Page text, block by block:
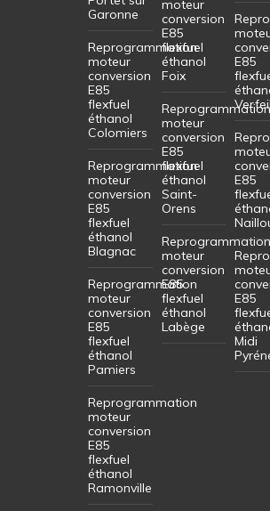
Garonne
Reprogrammation
moteur
conversion
E85
flexfuel
éthanol
Colomiers
Reprogrammation
moteur
conversion
E85
flexfuel
éthanol
Blagnac
Reprogrammation
moteur
conversion
E85
flexfuel
éthanol
Pamiers
Reprogrammation
moteur
conversion
E85
flexfuel
éthanol
Ramonville
moteur
conversion
E85
flexfuel
éthanol
Foix
Reprogrammation
moteur
conversion
E85
flexfuel
éthanol
Saint-
Orens
Reprogrammation
moteur
conversion
E85
flexfuel
éthanol
Labège
E85
Verfeil
E85
E85
Midi